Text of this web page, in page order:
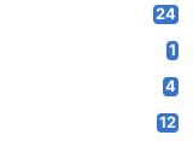
24
1
4
12